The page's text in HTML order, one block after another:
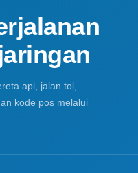
api, jalan tol,
kode pos melalui